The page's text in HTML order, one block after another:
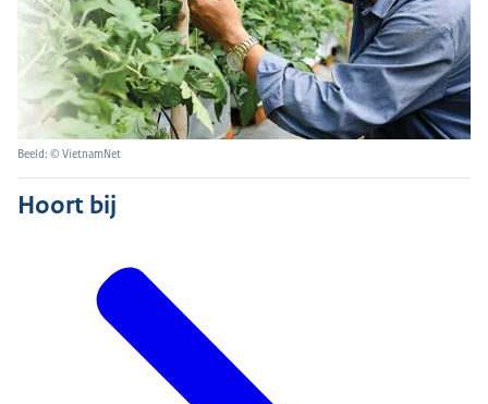
Beeld: © VietnamNet
Hoort bij